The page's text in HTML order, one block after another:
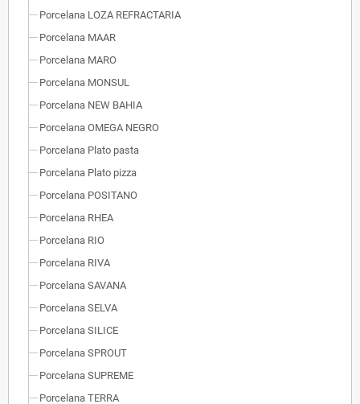
Porcelana LOZA REFRACTARIA
Porcelana MAAR
Porcelana MARO
Porcelana MONSUL
Porcelana NEW BAHIA
Porcelana OMEGA NEGRO
Porcelana Plato pasta
Porcelana Plato pizza
Porcelana POSITANO
Porcelana RHEA
Porcelana RIO
Porcelana RIVA
Porcelana SAVANA
Porcelana SELVA
Porcelana SILICE
Porcelana SPROUT
Porcelana SUPREME
Porcelana TERRA